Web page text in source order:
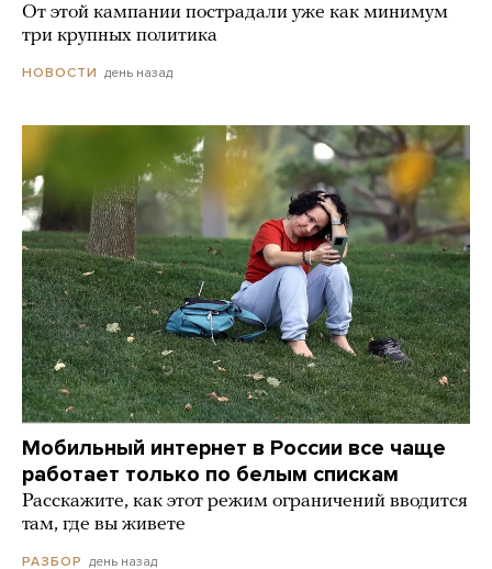
От этой кампании пострадали уже как минимум
три крупных политика
НОВОСТИ день назад
Мобильный интернет в России все чаще
работает только по белым спискам
Расскажите, как этот режим ограничений вводится
там, где вы живете
РАЗБОР день назад